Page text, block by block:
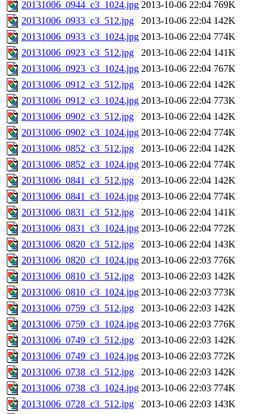
20131006_0944_c3_1024.jpg 2013-10-06 22:04 769K
20131006_0933_c3_512.jpg
2013-10-06 22:04 142K
20131006_0933_c3_1024.jpg 2013-10-06 22:04 774K
20131006_0923_c3_512.jpg
2013-10-06 22:04 141K
20131006_0923_c3_1024.jpg 2013-10-06 22:04 767K
20131006_0912_c3_512.jpg
2013-10-06 22:04 142K
20131006_0912_c3_1024.jpg 2013-10-06 22:04 773K
20131006_0902_c3_512.jpg
2013-10-06 22:04 142K
20131006_0902_c3_1024.jpg 2013-10-06 22:04 774K
20131006_0852_c3_512.jpg
2013-10-06 22:04 142K
20131006_0852_c3_1024.jpg 2013-10-06 22:04 774K
20131006_0841_c3_512.jpg
2013-10-06 22:04 142K
20131006_0841_c3_1024.jpg 2013-10-06 22:04 774K
20131006_0831_c3_512.jpg
2013-10-06 22:04 141K
20131006_0831_c3_1024.jpg 2013-10-06 22:04 772K
20131006_0820_c3_512.jpg
2013-10-06 22:04 143K
20131006_0820_c3_1024.jpg 2013-10-06 22:03 776K
20131006_0810_c3_512.jpg
2013-10-06 22:03 142K
20131006_0810_c3_1024.jpg 2013-10-06 22:03 773K
20131006_0759_c3_512.jpg
2013-10-06 22:03 142K
20131006_0759_c3_1024.jpg 2013-10-06 22:03 776K
20131006_0749_c3_512.jpg
2013-10-06 22:03 142K
20131006_0749_c3_1024.jpg 2013-10-06 22:03 772K
20131006_0738_c3_512.jpg
2013-10-06 22:03 142K
20131006_0738_c3_1024.jpg 2013-10-06 22:03 774K
20131006_0728_c3_512.jpg
2013-10-06 22:03 143K